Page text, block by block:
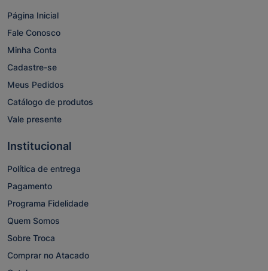
Página Inicial
Fale Conosco
Minha Conta
Cadastre-se
Meus Pedidos
Catálogo de produtos
Vale presente
Institucional
Política de entrega
Pagamento
Programa Fidelidade
Quem Somos
Sobre Troca
Comprar no Atacado